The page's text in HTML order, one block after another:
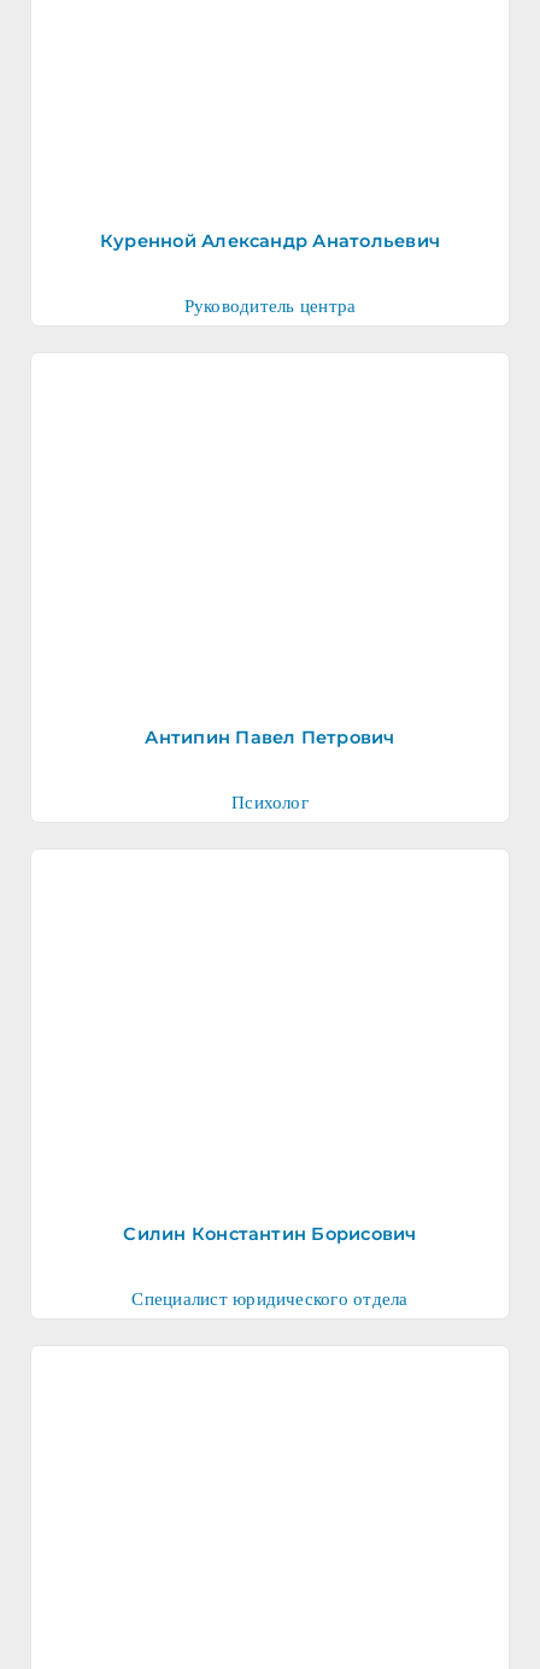
Куренной Александр Анатольевич
Руководитель центра
Антипин Павел Петрович
Психолог
Силин Константин Борисович
Специалист юридического отдела